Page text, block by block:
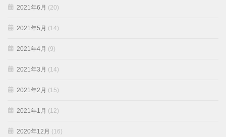
2021年6月 (20)
2021年5月 (14)
2021年4月 (9)
2021年3月 (14)
2021年2月 (15)
2021年1月 (12)
2020年12月 (16)